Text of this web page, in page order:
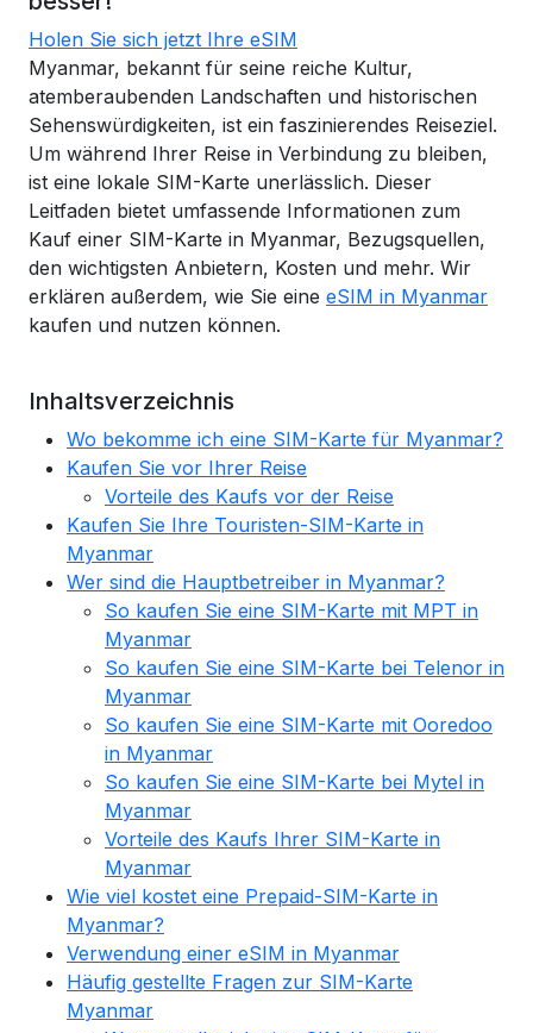
Holen Sie sich jetzt Ihre eSIM
Myanmar, bekannt für seine reiche Kultur,
atemberaubenden Landschaften und historischen
Sehenswürdigkeiten, ist ein faszinierendes Reiseziel.
Um während Ihrer Reise in Verbindung zu bleiben,
ist eine lokale SIM-Karte unerlässlich. Dieser
Leitfaden bietet umfassende Informationen zum
Kauf einer SIM-Karte in Myanmar, Bezugsquellen,
den wichtigsten Anbietern, Kosten und mehr. Wir
erklären außerdem, wie Sie eine eSIM in Myanmar
kaufen und nutzen können.
Inhaltsverzeichnis
Wo bekomme ich eine SIM-Karte für Myanmar?
Kaufen Sie vor Ihrer Reise
Vorteile des Kaufs vor der Reise
Kaufen Sie Ihre Touristen-SIM-Karte in
Myanmar
Wer sind die Hauptbetreiber in Myanmar?
So kaufen Sie eine SIM-Karte mit MPT in
Myanmar
So kaufen Sie eine SIM-Karte bei Telenor in
Myanmar
So kaufen Sie eine SIM-Karte mit Ooredoo
in Myanmar
So kaufen Sie eine SIM-Karte bei Mytel in
Myanmar
Vorteile des Kaufs Ihrer SIM-Karte in
Myanmar
Wie viel kostet eine Prepaid-SIM-Karte in
Myanmar?
Verwendung einer eSIM in Myanmar
Häufig gestellte Fragen zur SIM-Karte
Myanmar